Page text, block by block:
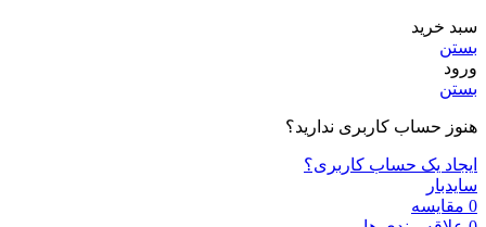
سبد خرید
بستن
ورود
بستن
هنوز حساب کاربری ندارید؟
ایجاد یک حساب کاربری؟
سایدبار
0 مقایسه